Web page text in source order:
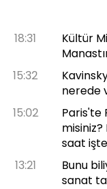
18:31
Kültür
15:32
nerede
15:02
Paris'te
saat
13:21
Bunu
sanat